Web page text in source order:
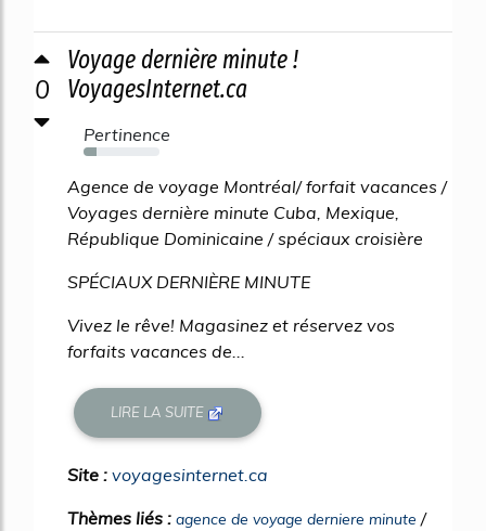
0
Voyage dernière minute !
VoyagesInternet.ca
Pertinence
17%
Agence de voyage Montréal/ forfait vacances /
Voyages dernière minute Cuba, Mexique,
République Dominicaine / spéciaux croisière
SPÉCIAUX DERNIÈRE MINUTE
Vivez le rêve! Magasinez et réservez vos
forfaits vacances de...
LIRE LA SUITE
Site : voyagesinternet.ca
Thèmes liés : agence de voyage derniere minute /